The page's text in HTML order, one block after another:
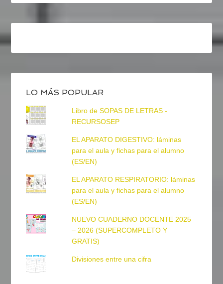
LO MÁS POPULAR
Libro de SOPAS DE LETRAS -
RECURSOSEP
EL APARATO DIGESTIVO: láminas
para el aula y fichas para el alumno
(ES/EN)
EL APARATO RESPIRATORIO: láminas
para el aula y fichas para el alumno
(ES/EN)
NUEVO CUADERNO DOCENTE 2025
– 2026 (SUPERCOMPLETO Y
GRATIS)
Divisiones entre una cifra